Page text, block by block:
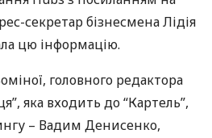
секретар бізнесмена Лідія
цю інформацію.
головного редактора
яка входить до “Картель”,
– Вадим Денисенко,